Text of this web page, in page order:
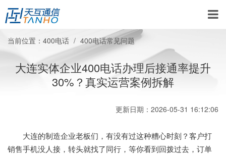
当前位置： 400电话 400电话常见问题
大连实体企业400电话办理后接通率提升
30%？真实运营案例拆解
更新日期：2026-05-31 16:12:06
大连的制造企业老板们，有没有过这种糟心时刻？客户打
销售手机没人接，转头就找了同行，等你看到回拨过去，订单